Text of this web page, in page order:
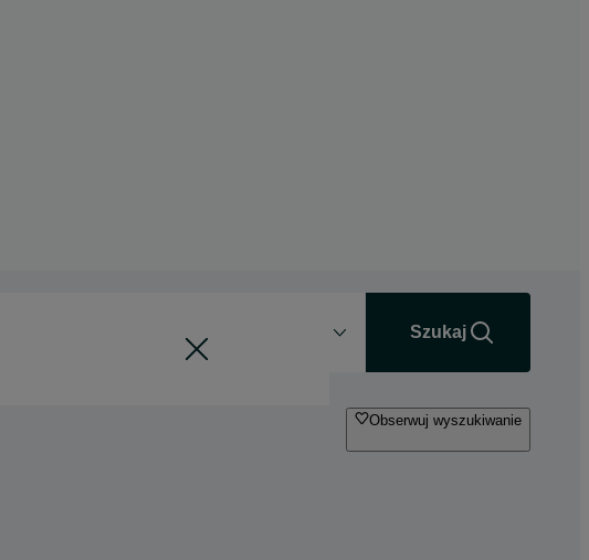
Szukaj
Obserwuj wyszukiwanie